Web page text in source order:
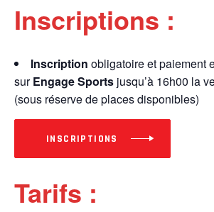
Inscriptions :
Inscription obligatoire et paiement
surEngage Sports jusqu’à 16h00 la
(sous réserve de places disponibles)
INSCRIPTIONS
Tarifs :